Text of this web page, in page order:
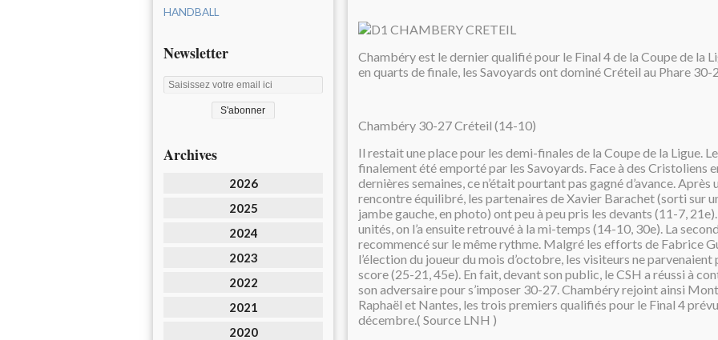
HANDBALL
Newsletter
Archives
2026
2025
2024
2023
2022
2021
2020
Chambéry est le dernier qualifié pour le Final 4 de la Coupe de la
en quarts de finale, les Savoyards ont dominé Créteil au Phare 30-
Chambéry 30-27 Créteil (14-10)
Il restait une place pour les demi-finales de la Coupe de la Ligue.
finalement été emporté par les Savoyards. Face à des Cristoliens
dernières semaines, ce n’était pourtant pas gagné d’avance. Après
rencontre équilibré, les partenaires de Xavier Barachet (sorti sur
jambe gauche, en photo) ont peu à peu pris les devants (11-7,
unités, on l’a ensuite retrouvé à la mi-temps (14-10, 30e). La
recommencé sur le même rythme. Malgré les efforts de Fabrice
l’élection du joueur du mois d’octobre, les visiteurs ne parvenaient
score (25-21, 45e). En fait, devant son public, le CSH a réussi à
son adversaire pour s’imposer 30-27. Chambéry rejoint ainsi
Raphaël et Nantes, les trois premiers qualifiés pour le Final 4
décembre.( Source LNH )